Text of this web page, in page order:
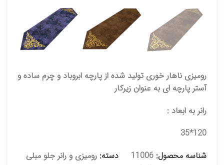
رومیزی ناهار خوری تولید شده از پارچه ابروباد و چرم ساده و
آستر پارچه ای به عنوان زیرکار
رانر به ابعاد :
120*35
شناسه محصول: 11006 دسته: رومیزی و رانر جلو مبلی